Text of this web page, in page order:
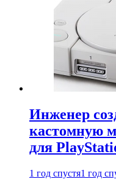
Инженер
кастомную
для
1 год спустя1 год